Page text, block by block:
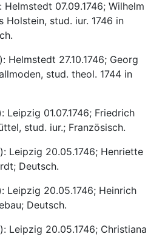
07.09.1746; Wilhelm
Holstein, stud. iur. 1746 in
Helmstedt 27.10.1746; Georg
stud. theol. 1744 in
Leipzig 01.07.1746; Friedrich
stud. iur.; Französisch.
Leipzig 20.05.1746; Henriette
Deutsch.
Leipzig 20.05.1746; Heinrich
Deutsch.
Leipzig 20.05.1746; Christiana